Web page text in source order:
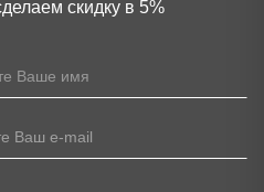
скидку в 5%